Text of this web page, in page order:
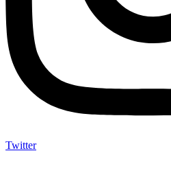
Twitter